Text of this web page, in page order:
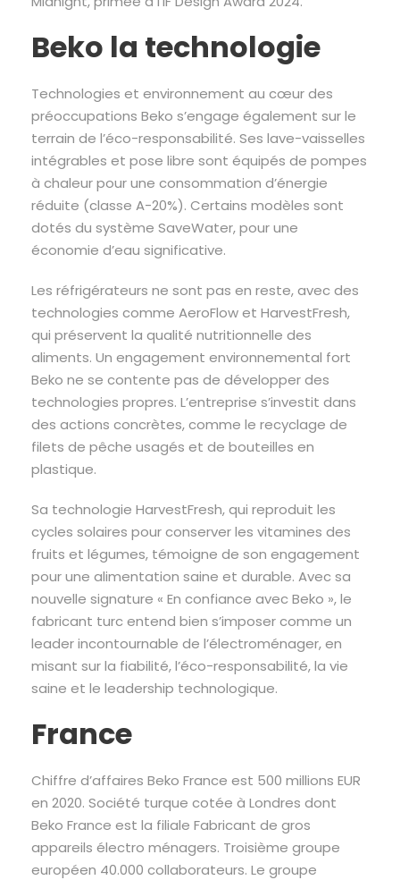
Beko la technologie
Technologies et environnement au cœur des
préoccupations Beko s’engage également sur le
terrain de l’éco-responsabilité. Ses lave-vaisselles
intégrables et pose libre sont équipés de pompes
à chaleur pour une consommation d’énergie
réduite (classe A-20%). Certains modèles sont
dotés du système SaveWater, pour une
économie d’eau significative.
Les réfrigérateurs ne sont pas en reste, avec des
technologies comme AeroFlow et HarvestFresh,
qui préservent la qualité nutritionnelle des
aliments. Un engagement environnemental fort
Beko ne se contente pas de développer des
technologies propres. L’entreprise s’investit dans
des actions concrètes, comme le recyclage de
filets de pêche usagés et de bouteilles en
plastique.
Sa technologie HarvestFresh, qui reproduit les
cycles solaires pour conserver les vitamines des
fruits et légumes, témoigne de son engagement
pour une alimentation saine et durable. Avec sa
nouvelle signature « En confiance avec Beko », le
fabricant turc entend bien s’imposer comme un
leader incontournable de l’électroménager, en
misant sur la fiabilité, l’éco-responsabilité, la vie
saine et le leadership technologique.
France
Chiffre d’affaires Beko France est 500 millions EUR
en 2020. Société turque cotée à Londres dont
Beko France est la filiale Fabricant de gros
appareils électro ménagers. Troisième groupe
européen 40.000 collaborateurs. Le groupe